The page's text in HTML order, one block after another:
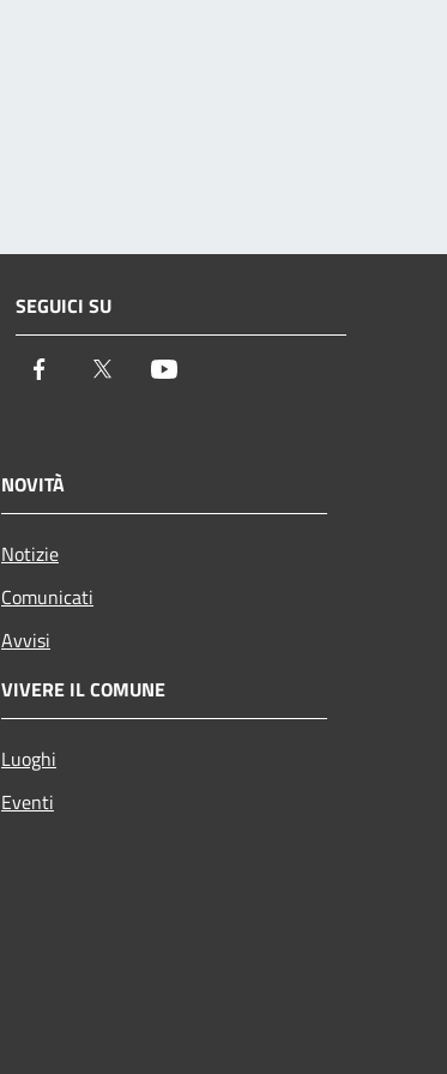
SEGUICI SU
Facebook Twitter
NOVITÀ
Notizie
Comunicati
Avvisi
VIVERE IL COMUNE
Luoghi
Eventi